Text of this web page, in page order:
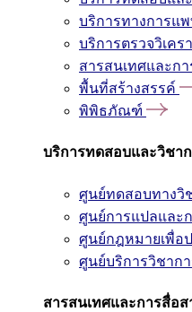
บริการทางการแ
บริการตรวจวิเค
สารสนเทศและก
พื้นที่สร้างสรรค์
พิพิธภัณฑ์
บริการทดสอบและวิชา
ศูนย์ทดสอบทางวิ
ศูนย์การแปลและ
ศูนย์กฎหมายเพื่อ
ศูนย์บริการวิชาก
สารสนเทศและการสื่อส